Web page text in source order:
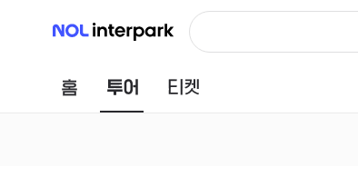
NOL 인터파크
홈 투어